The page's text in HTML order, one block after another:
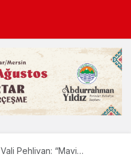
Vali Pehlivan: “Mavi